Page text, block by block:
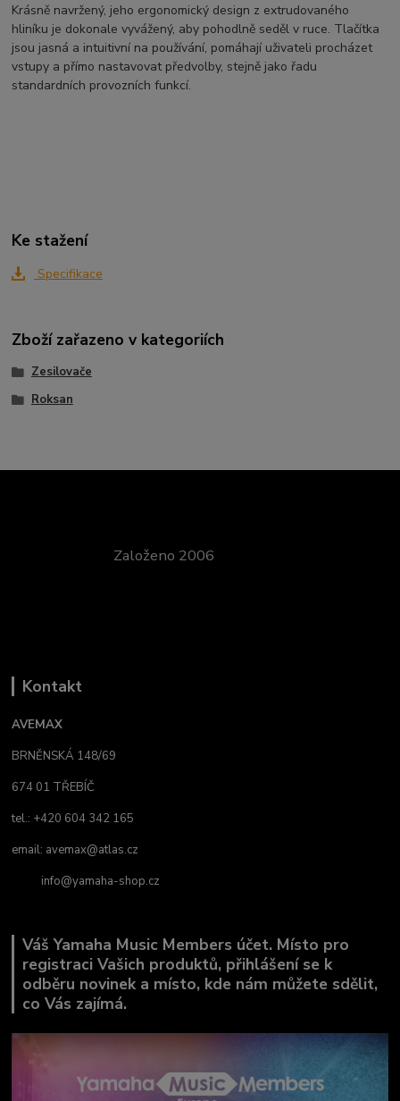
Krásně navržený, jeho ergonomický design z extrudovaného
hliníku je dokonale vyvážený, aby pohodlně seděl v ruce. Tlačítka
jsou jasná a intuitivní na používání, pomáhají uživateli procházet
vstupy a přímo nastavovat předvolby, stejně jako řadu
standardních provozních funkcí.
Ke stažení
Specifikace
Zboží zařazeno v kategoriích
Zesilovače
Roksan
Založeno 2006
Kontakt
AVEMAX
BRNĚNSKÁ 148/69
674 01 TŘEBÍČ
tel.: +420 604 342 165
email: avemax@atlas.cz
info@yamaha-shop.cz
Váš Yamaha Music Members účet. Místo pro
registraci Vašich produktů, přihlášení se k
odběru novinek a místo, kde nám můžete sdělit,
co Vás zajímá.